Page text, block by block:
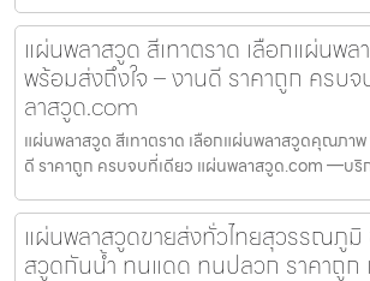
แผ่นพลาสวูด สีเทาตราด เลือกแผ่นพ
พร้อมส่งถึงใจ – งานดี ราคาถูก ครบ
ลาสวูด.com
แผ่นพลาสวูด สีเทาตราด เลือกแผ่นพลาสวูดคุณภาพ
ดี ราคาถูก ครบจบที่เดียว แผ่นพลาสวูด.com —บริ
แผ่นพลาสวูดขายส่งทั่วไทยสุวรรณภูมิ
สวูดกันน้ำ ทนแดด ทนปลวก ราคาถูก